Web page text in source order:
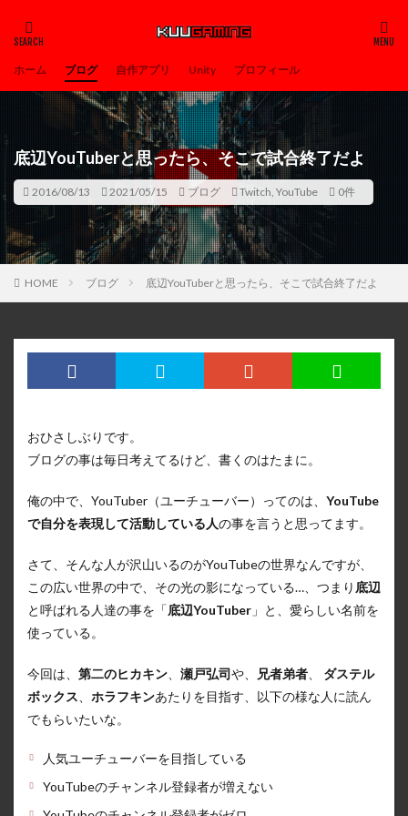
ホーム ブログ 自作アプリ Unity プロフィール
底辺YouTuberと思ったら、そこで試合終了だよ
2016/08/13 2021/05/15 ブログ Twitch, YouTube 0件
HOME ブログ 底辺YouTuberと思ったら、そこで試合終了だよ
おひさしぶりです。
ブログの事は毎日考えてるけど、書くのはたまに。
俺の中で、YouTuber（ユーチューバー）ってのは、 YouTube
で自分を表現して活動している人の事を言うと思ってます。
さて、そんな人が沢山いるのがYouTubeの世界なんですが、
この広い世界の中で、その光の影になっている…、つまり 底辺
と呼ばれる人達の事を「底辺YouTuber 」と、愛らしい名前を
使っている。
今回は、 第二のヒカキン 瀬戸弘司や、 兄者弟者
ダステル
ボックス
ホラフキンあたりを目指す、以下の様な人に読ん
でもらいたいな。
人気ユーチューバーを目指している
YouTubeのチャンネル登録者が増えない